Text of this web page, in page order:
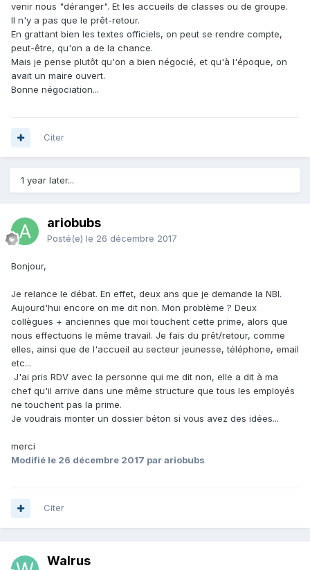
venir nous "déranger". Et les accueils de classes ou de groupe.
Il n'y a pas que le prêt-retour.
En grattant bien les textes officiels, on peut se rendre compte,
peut-être, qu'on a de la chance.
Mais je pense plutôt qu'on a bien négocié, et qu'à l'époque, on
avait un maire ouvert.
Bonne négociation...
Citer
1 year later...
ariobubs
Posté(e) le 26 décembre 2017
Bonjour,
Je relance le débat. En effet, deux ans que je demande la NBI.
Aujourd'hui encore on me dit non. Mon problème ? Deux
collègues + anciennes que moi touchent cette prime, alors que
nous effectuons le même travail. Je fais du prêt/retour, comme
elles, ainsi que de l'accueil au secteur jeunesse, téléphone, email
etc...
J'ai pris RDV avec la personne qui me dit non, elle a dit à ma
chef qu'il arrive dans une même structure que tous les employés
ne touchent pas la prime.
Je voudrais monter un dossier béton si vous avez des idées...
merci
Modifié le 26 décembre 2017 par ariobubs
Citer
Walrus